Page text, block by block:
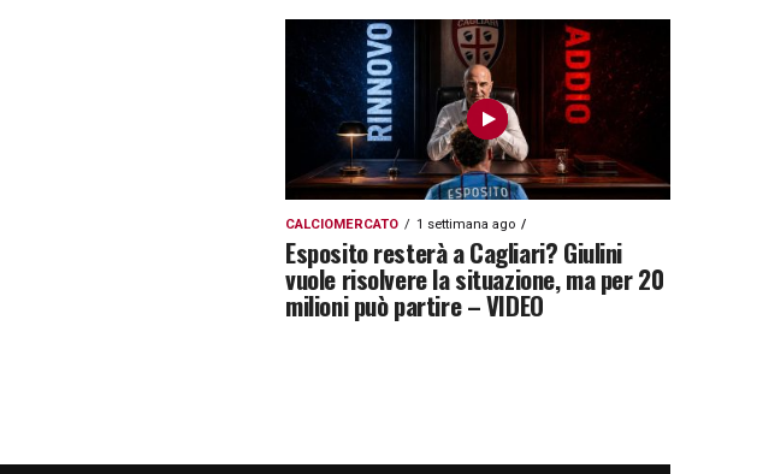
CALCIOMERCATO 1 settimana ago
Esposito resterà a Cagliari? Giulini
vuole risolvere la situazione, ma per 20
milioni può partire – VIDEO